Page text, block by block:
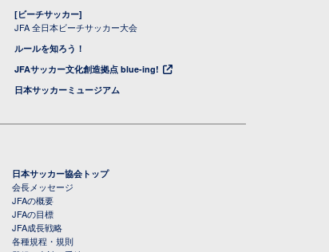
[ビーチサッカー]
JFA 全日本ビーチサッカー大会
ルールを知ろう！
JFAサッカー文化創造拠点 blue-ing!
日本サッカーミュージアム
日本サッカー協会トップ
会長メッセージ
JFAの概要
JFAの目標
JFA成長戦略
各種規程・規則